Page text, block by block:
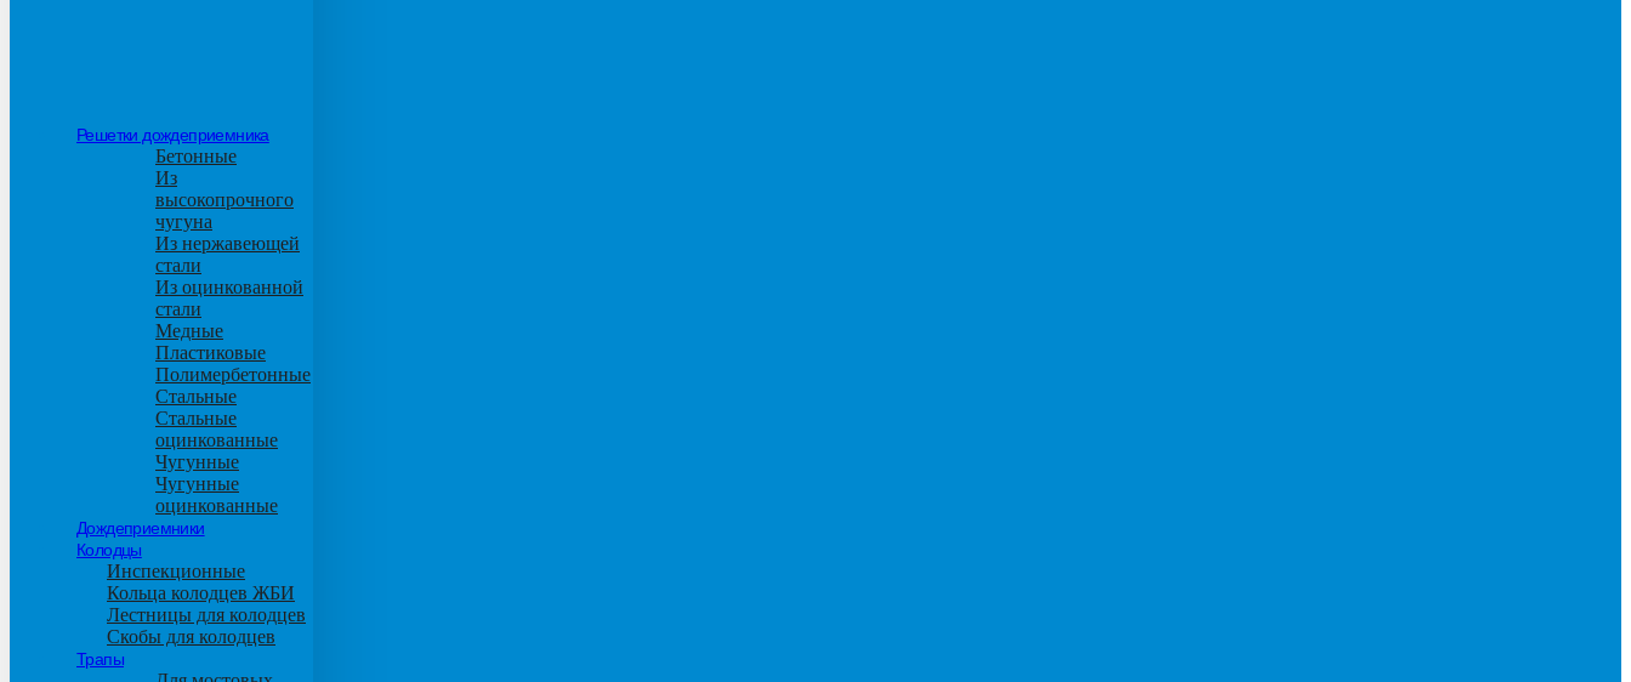
Решетки дождеприемника
Бетонные
Из
высокопрочного
чугуна
Из нержавеющей
стали
Из оцинкованной
стали
Медные
Пластиковые
Полимербетонные
Стальные
Стальные
оцинкованные
Чугунные
Чугунные
оцинкованные
Дождеприемники
Колодцы
Инспекционные
Кольца колодцев ЖБИ
Лестницы для колодцев
Скобы для колодцев
Трапы